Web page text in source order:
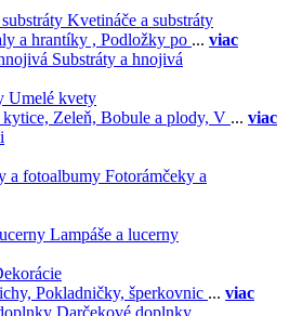
Kvetináče a substráty
a hrantíky , Podložky po ... viac
Substráty a hnojivá
Umelé kvety
Zeleň, Bobule a plody, V ... viac
Fotorámčeky a
Lampáše a lucerny
Pokladničky, šperkovnic ... viac
Darčekové doplnky